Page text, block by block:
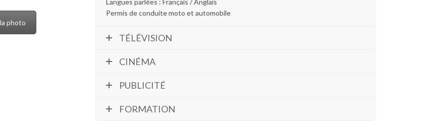
photo
Langues parlées : Français / Anglais
Permis de conduite moto et automobile
TÉLÉVISION
CINÉMA
PUBLICITÉ
FORMATION